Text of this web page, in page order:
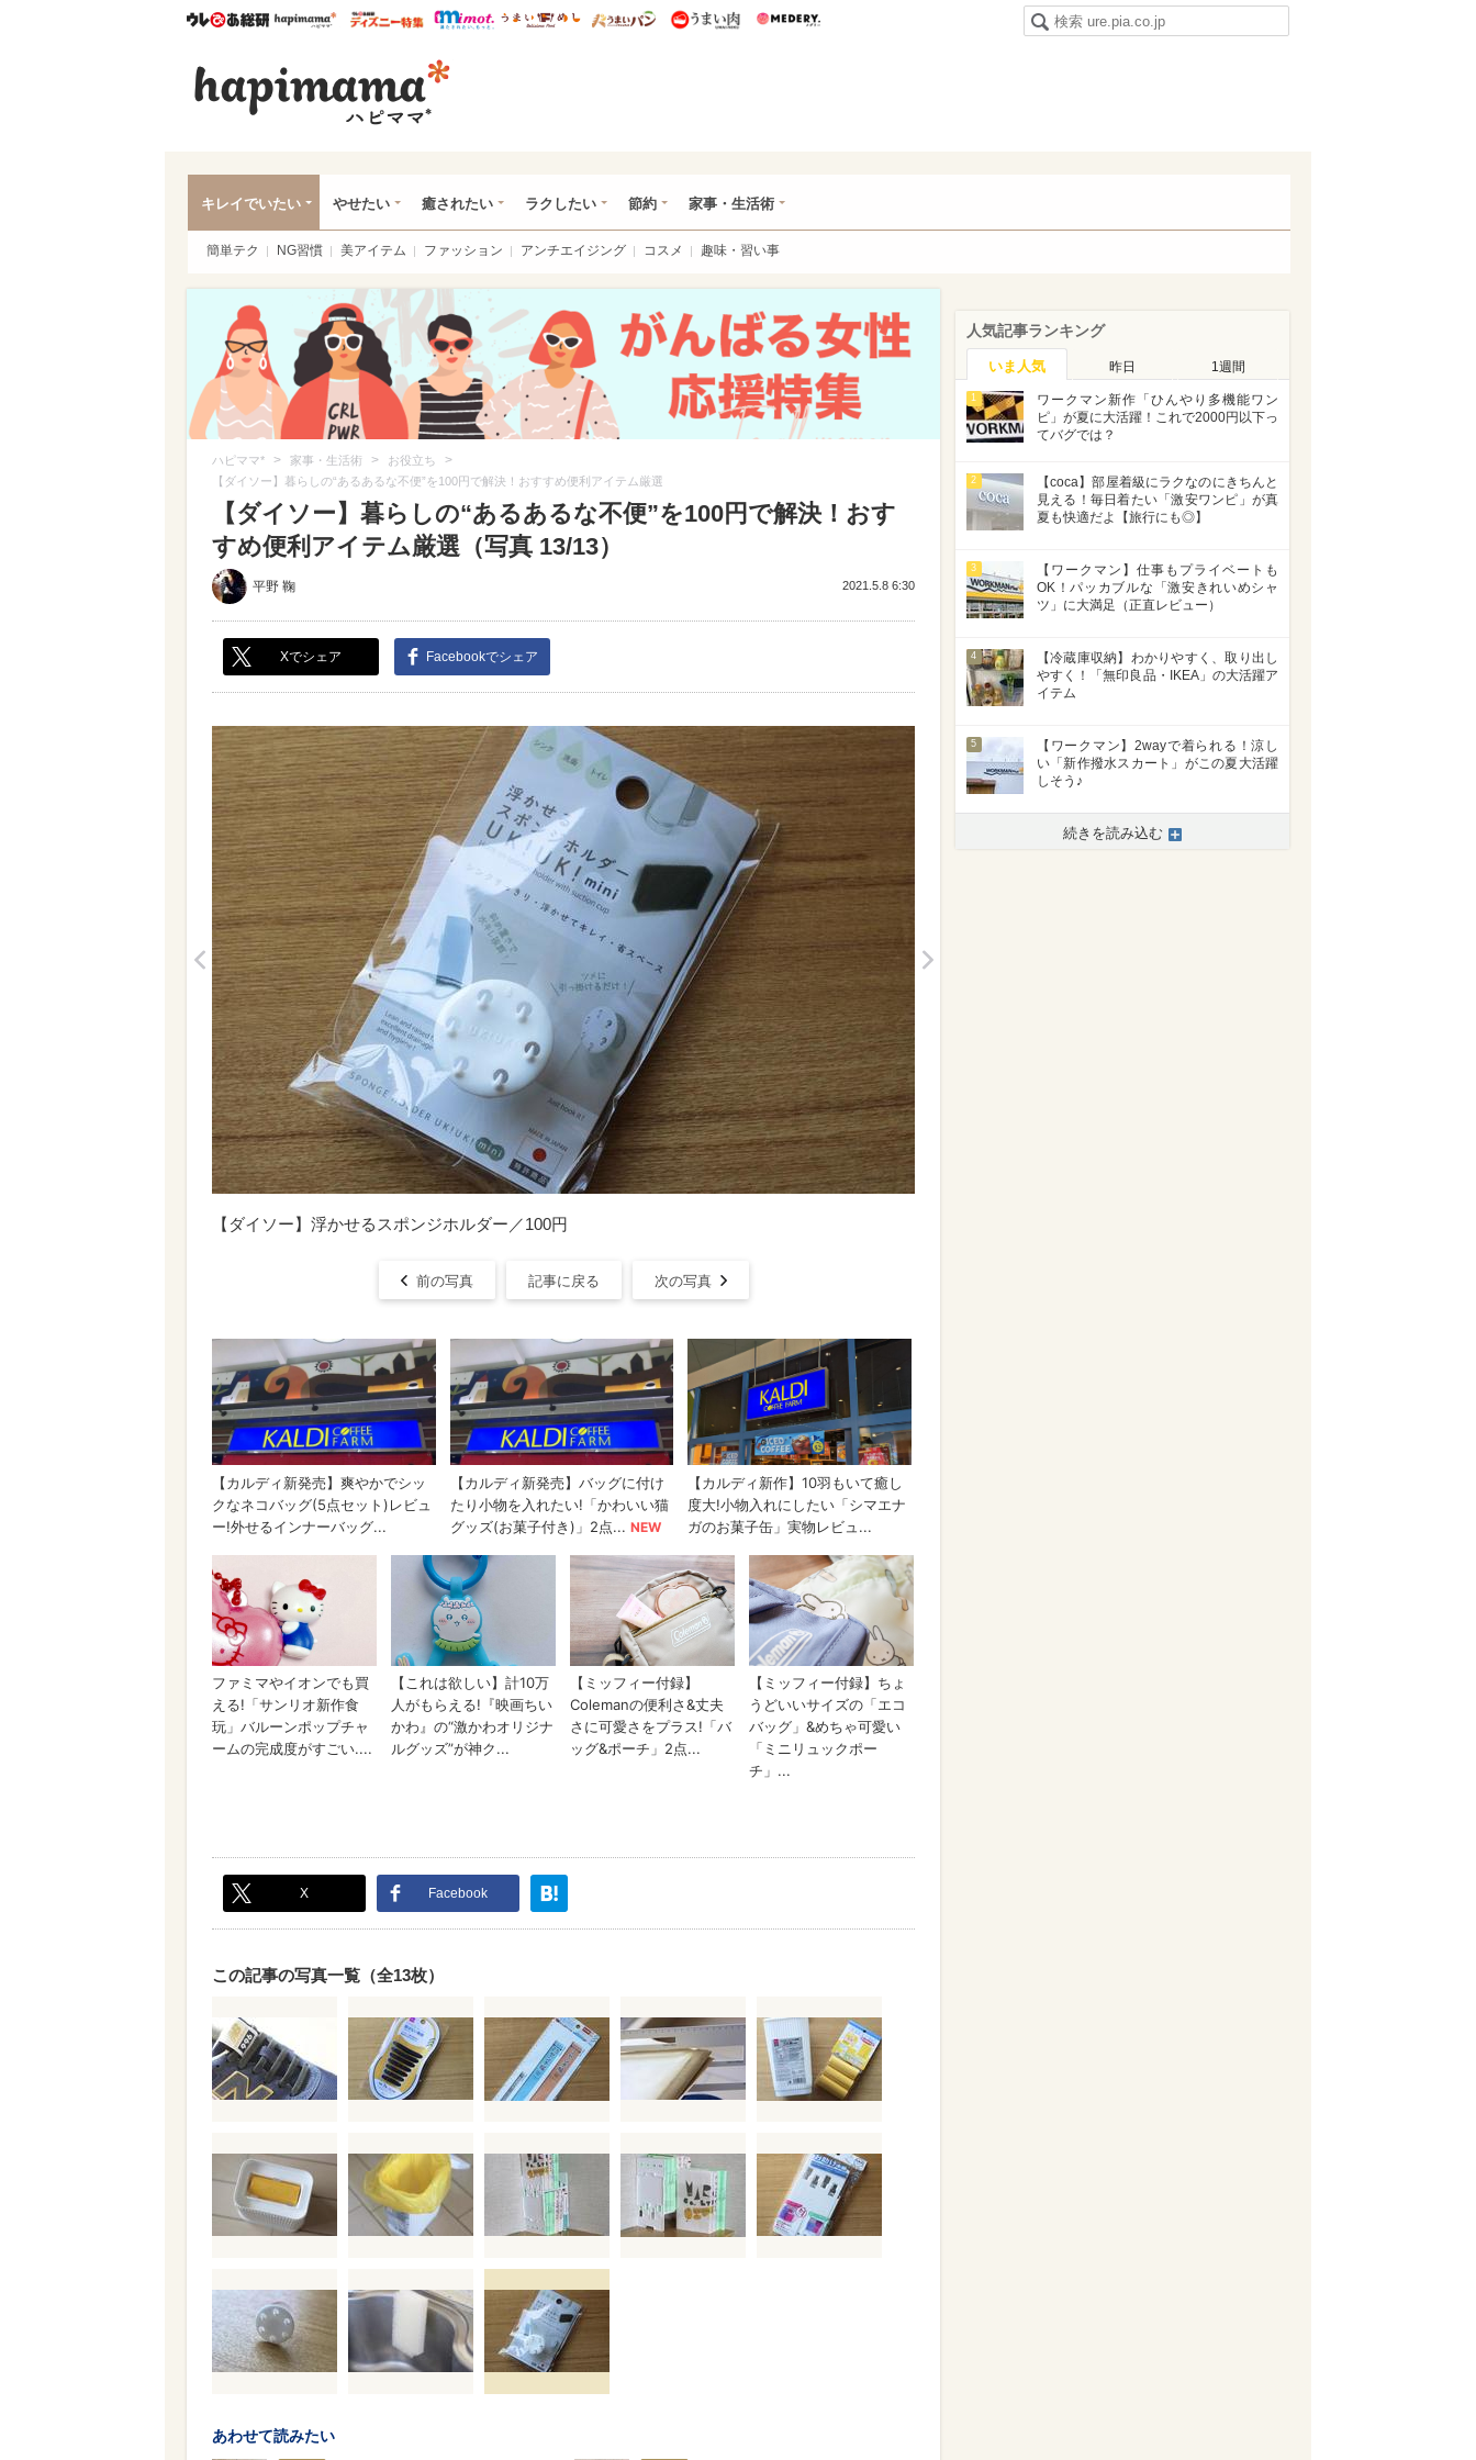
ウレぴあ総研ハピママ* ウレぴあ総研 ディズニー特集
mimot. うまいめし うまいパン うまい肉
キレイでいたい やせたい 癒されたい ラクしたい 節約 家事・生活術
簡単テク NG習慣 美アイテム ファッション アンチエイジング コスメ 趣味・習い事
ハピママ* > 家事・生活術 > お役立ち >
【ダイソー】暮らしの“あるあるな不便”を100円で解決！おすすめ便利アイテム厳選
【ダイソー】暮らしの“あるあるな不便”を100円で解決！おす
すめ便利アイテム厳選（写真 13/13）
平野 鞠 2021.5.8 6:30
Xでシェア Facebookでシェア
【ダイソー】浮かせるスポンジホルダー／100円
前の写真 記事に戻る 次の写真
X Facebook
この記事の写真一覧（全13枚）
あわせて読みたい
人気記事ランキング
いま人気 昨日 1週間
1
ワークマン新作「ひんやり多機能ワン
ピ」が夏に大活躍！これで2000円以下っ
てバグでは？
2
【coca】部屋着級にラクなのにきちんと
見える！毎日着たい「激安ワンピ」が真
夏も快適だよ【旅行にも◎】
3
【ワークマン】仕事もプライベートも
OK！パッカブルな「激安きれいめシャ
ツ」に大満足（正直レビュー）
4
【冷蔵庫収納】わかりやすく、取り出し
やすく！「無印良品・IKEA」の大活躍ア
イテム
5
【ワークマン】2wayで着られる！涼し
い「新作撥水スカート」がこの夏大活躍
しそう♪
続きを読み込む